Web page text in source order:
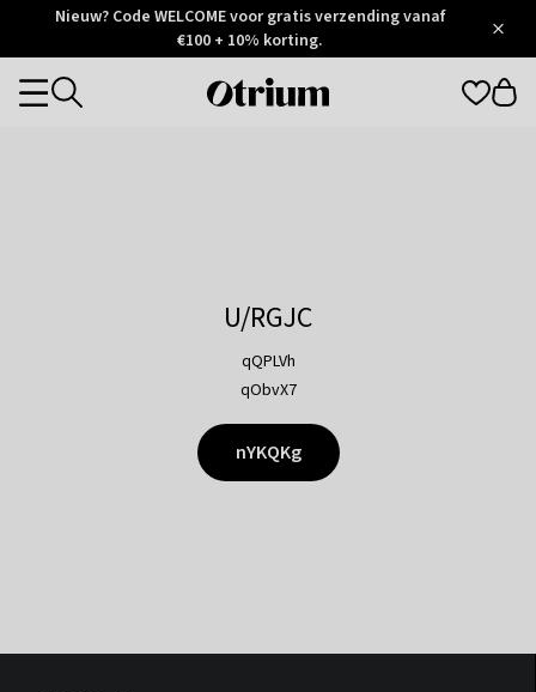
Otrium
Trustpilot
Nieuw? Code WELCOME voor gratis verzending vanaf
€100 + 10% korting.
Otrium
Categories
U/RGJC
qQPLVh
qObvX7
nYKQKg